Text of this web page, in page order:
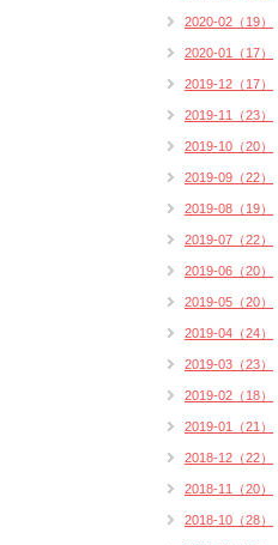
2020-02（19）
2020-01（17）
2019-12（17）
2019-11（23）
2019-10（20）
2019-09（22）
2019-08（19）
2019-07（22）
2019-06（20）
2019-05（20）
2019-04（24）
2019-03（23）
2019-02（18）
2019-01（21）
2018-12（22）
2018-11（20）
2018-10（28）